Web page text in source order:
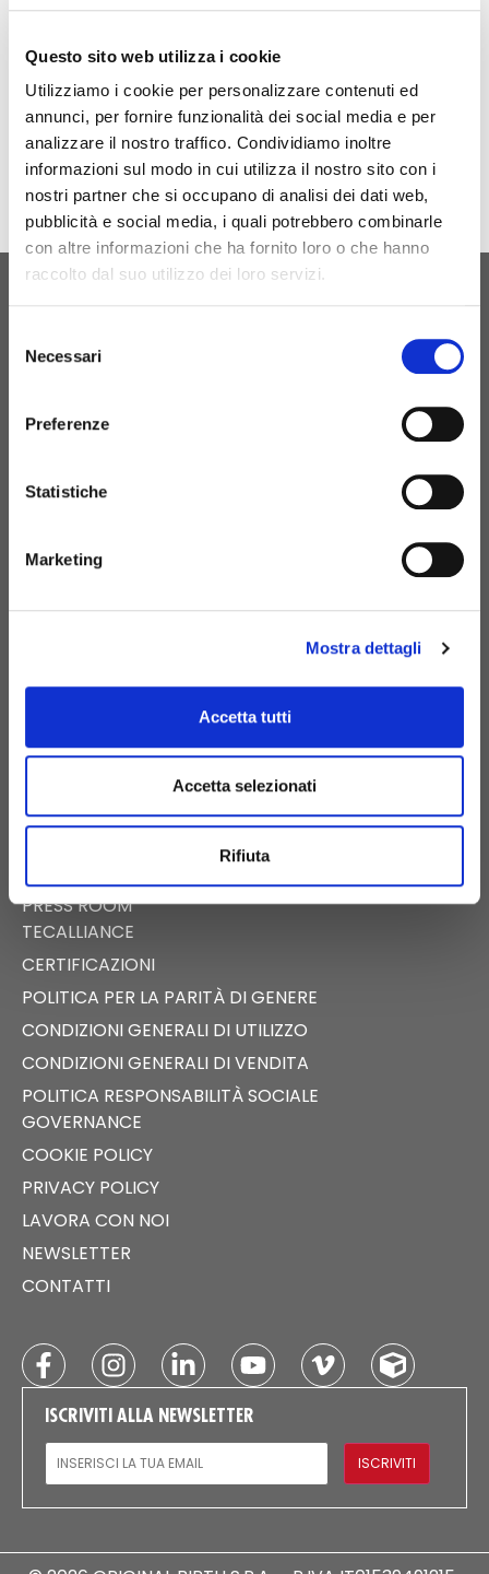
Questo sito web utilizza i cookie
Utilizziamo i cookie per personalizzare contenuti ed
annunci, per fornire funzionalità dei social media e per
analizzare il nostro traffico. Condividiamo inoltre
informazioni sul modo in cui utilizza il nostro sito con i
nostri partner che si occupano di analisi dei dati web,
pubblicità e social media, i quali potrebbero combinarle
con altre informazioni che ha fornito loro o che hanno
raccolto dal suo utilizzo dei loro servizi.
delNecessari
Preferenze
Statistiche
Marketing
Mostra dettagli
Accetta tutti
Accetta selezionati
Rifiuta
NULL
Download
CONTATTACI
+39 081 506 2506
S.S. APPIA KM 192,500 – 81052
PIGNATARO MAGGIORE (CE)
E-COMMERCE
CATALOGO DIGITALE
NEWS
PRESS ROOM
TECALLIANCE
CERTIFICAZIONI
POLITICA PER LA PARITÀ DI GENERE
CONDIZIONI GENERALI DI UTILIZZO
CONDIZIONI GENERALI DI VENDITA
POLITICA RESPONSABILITÀ SOCIALE
GOVERNANCE
COOKIE POLICY
PRIVACY POLICY
LAVORA CON NOI
NEWSLETTER
CONTATTI
ISCRIVITI ALLA NEWSLETTER
EMAIL
ISCRIVITI